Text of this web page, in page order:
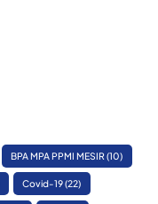
BPA MPA PPMI MESIR(10)
Covid-19(22)